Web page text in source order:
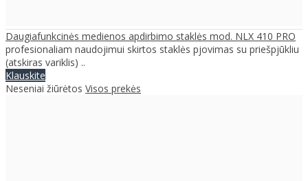
Daugiafunkcinės medienos apdirbimo staklės mod. NLX 410 PRO
profesionaliam naudojimui skirtos staklės pjovimas su priešpjūkliu
(atskiras variklis) ..
Klauskite
Neseniai žiūrėtos Visos prekės